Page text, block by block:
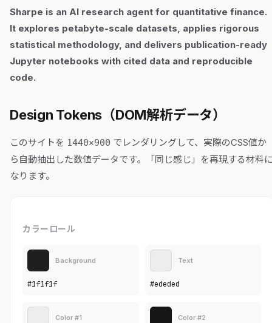
Sharpe is an AI research agent for quantitative finance.
It explores petabyte-scale datasets, applies rigorous
statistical methodology, and delivers publication-ready
Jupyter notebooks with cited data and reproducible
code.
Design Tokens（DOM解析データ）
このサイトを 1440×900 でレンダリングして、実際のCSS値か
ら自動抽出した数値データです。「同じ感じ」を再現する材料
なります。
カラーロール
Background
#1f1f1f
Text
#ededed
Color #1 Color #2